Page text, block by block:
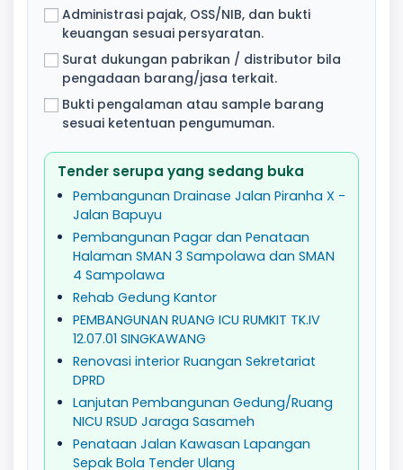
Administrasi pajak, OSS/NIB, dan bukti
keuangan sesuai persyaratan.
Surat dukungan pabrikan / distributor bila
pengadaan barang/jasa terkait.
Bukti pengalaman atau sample barang
sesuai ketentuan pengumuman.
Tender serupa yang sedang buka
Pembangunan Drainase Jalan Piranha X -
Jalan Bapuyu
Pembangunan Pagar dan Penataan
Halaman SMAN 3 Sampolawa dan SMAN
4 Sampolawa
Rehab Gedung Kantor
PEMBANGUNAN RUANG ICU RUMKIT TK.IV
12.07.01 SINGKAWANG
Renovasi interior Ruangan Sekretariat
DPRD
Lanjutan Pembangunan Gedung/Ruang
NICU RSUD Jaraga Sasameh
Penataan Jalan Kawasan Lapangan
Sepak Bola Tender Ulang